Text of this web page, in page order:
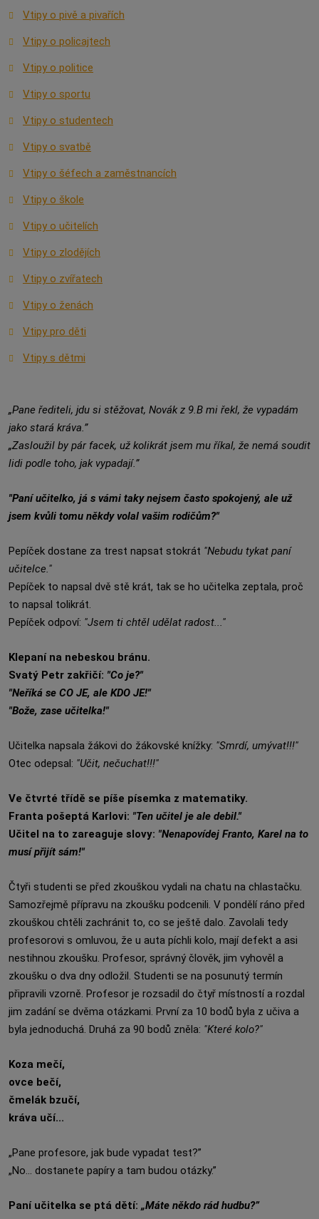
Vtipy o pivě a pivařích
Vtipy o policajtech
Vtipy o politice
Vtipy o sportu
Vtipy o studentech
Vtipy o svatbě
Vtipy o šéfech a zaměstnancích
Vtipy o škole
Vtipy o učitelích
Vtipy o zlodějích
Vtipy o zvířatech
Vtipy o ženách
Vtipy pro děti
Vtipy s dětmi
„Pane řediteli, jdu si stěžovat, Novák z 9.B mi řekl, že vypadám
jako stará kráva.”
„Zasloužil by pár facek, už kolikrát jsem mu říkal, že nemá soudit
lidi podle toho, jak vypadají.”
"Paní učitelko, já s vámi taky nejsem často spokojený, ale už
jsem kvůli tomu někdy volal vašim rodičům?"
Pepíček dostane za trest napsat stokrát "Nebudu tykat paní
učitelce."
Pepíček to napsal dvě stě krát, tak se ho učitelka zeptala, proč
to napsal tolikrát.
Pepíček odpoví: "Jsem ti chtěl udělat radost..."
Klepaní na nebeskou bránu.
Svatý Petr zakřičí: "Co je?"
"Neříká se CO JE, ale KDO JE!"
"Bože, zase učitelka!"
Učitelka napsala žákovi do žákovské knížky: "Smrdí, umývat!!!"
Otec odepsal: "Učit, nečuchat!!!"
Ve čtvrté třídě se píše písemka z matematiky.
Franta pošeptá Karlovi: "Ten učitel je ale debil."
Učitel na to zareaguje slovy: "Nenapovídej Franto, Karel na to
musí přijít sám!"
Čtyři studenti se před zkouškou vydali na chatu na chlastačku.
Samozřejmě přípravu na zkoušku podcenili. V pondělí ráno před
zkouškou chtěli zachránit to, co se ještě dalo. Zavolali tedy
profesorovi s omluvou, že u auta píchli kolo, mají defekt a asi
nestihnou zkoušku. Profesor, správný člověk, jim vyhověl a
zkoušku o dva dny odložil. Studenti se na posunutý termín
připravili vzorně. Profesor je rozsadil do čtyř místností a rozdal
jim zadání se dvěma otázkami. První za 10 bodů byla z učiva a
byla jednoduchá. Druhá za 90 bodů zněla: "Které kolo?"
Koza mečí,
ovce bečí,
čmelák bzučí,
kráva učí...
„‎Pane profesore, jak bude vypadat test?”
„No... dostanete papíry a tam budou otázky.”
Paní učitelka se ptá dětí: „Máte někdo rád hudbu?”